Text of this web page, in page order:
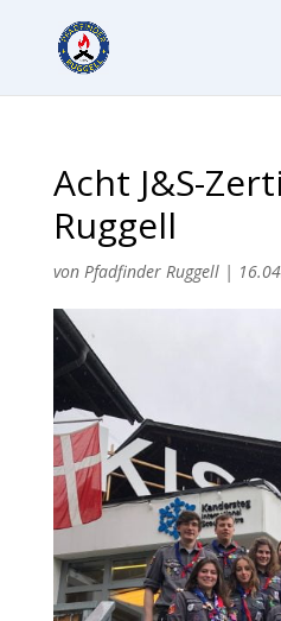
Acht J&S-
Ruggell
von Pfadfinder Ruggell|